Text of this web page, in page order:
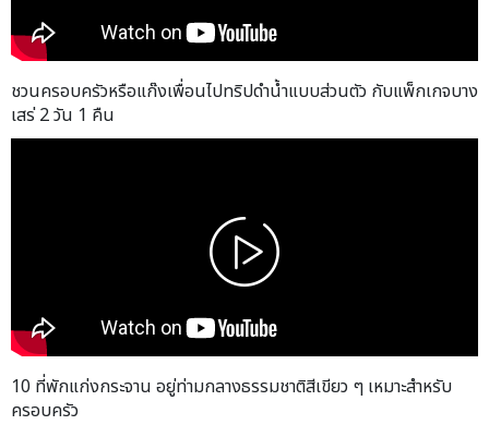
ชวนครอบครัวหรือแก๊งเพื่อนไปทริปดำน้ำแบบส่วนตัว กับแพ็กเกจบาง
เสร่ 2 วัน 1 คืน
10 ที่พักแก่งกระจาน อยู่ท่ามกลางธรรมชาติสีเขียว ๆ เหมาะสำหรับ
ครอบครัว